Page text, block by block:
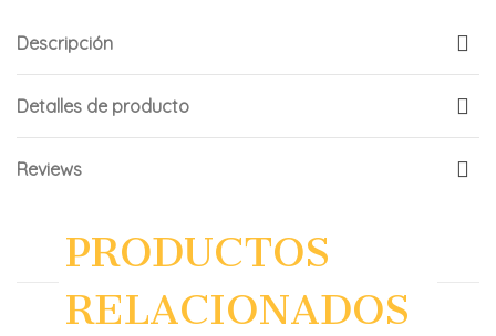
Descripción
Detalles de producto
Reviews
PRODUCTOS
RELACIONADOS